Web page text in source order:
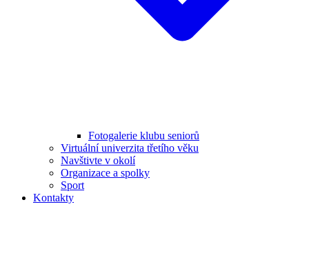
Fotogalerie klubu seniorů
Virtuální univerzita třetího věku
Navštivte v okolí
Organizace a spolky
Sport
Kontakty